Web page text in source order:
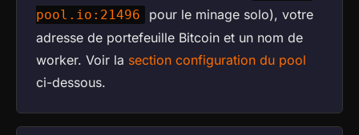
pool.io:21496
pour le minage solo), votre
adresse de portefeuille Bitcoin et un nom de
worker. Voir la section configuration du pool
ci-dessous.